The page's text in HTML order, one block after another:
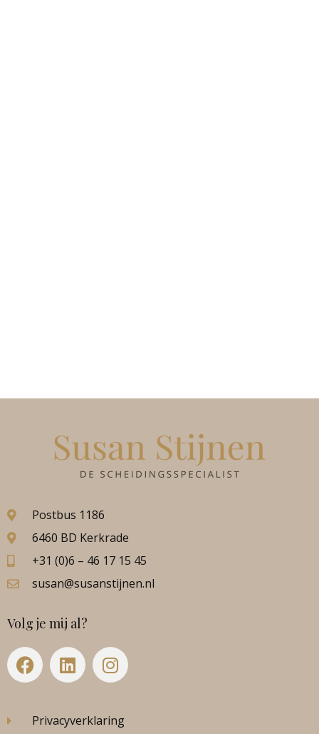
Postbus 1186
6460 BD Kerkrade
+31 (0)6 – 46 17 15 45
susan@susanstijnen.nl
Volg je mij al?
Privacyverklaring